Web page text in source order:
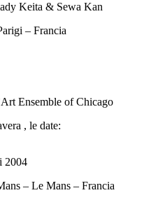
Keita & Sewa Kan
– Francia
Ensemble of Chicago
, le date:
2004
– Le Mans – Francia